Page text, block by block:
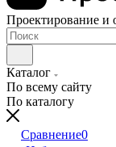
Проектирование и
Каталог
По всему сайту
По каталогу
Сравнение0